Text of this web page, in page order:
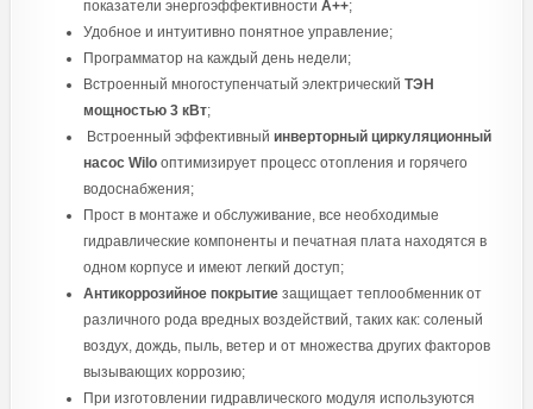
показатели энергоэффективности A++;
Удобное и интуитивно понятное управление;
Программатор на каждый день недели;
Встроенный многоступенчатый электрический ТЭН
мощностью 3 кВт;
Встроенный эффективный инверторный циркуляционный
насос Wiloоптимизирует процесс отопления и горячего
водоснабжения;
Прост в монтаже и обслуживание, все необходимые
гидравлические компоненты и печатная плата находятся в
одном корпусе и имеют легкий доступ;
Антикоррозийное покрытиезащищает теплообменник от
различного рода вредных воздействий, таких как: соленый
воздух, дождь, пыль, ветер и от множества других факторов
вызывающих коррозию;
При изготовлении гидравлического модуля используются